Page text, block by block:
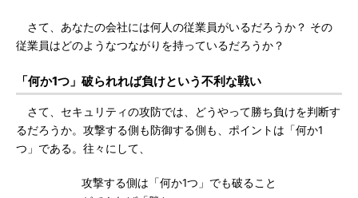
さて、あなたの会社には何人の従業員がいるだろうか？ その
従業員はどのようなつながりを持っているだろうか？
「何か1つ」破られれば負けという不利な戦い
さて、セキュリティの攻防では、どうやって勝ち負けを判断す
るだろうか。攻撃する側も防御する側も、ポイントは「何か1
つ」である。往々にして、
攻撃する側は「何か1つ」でも破ること